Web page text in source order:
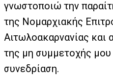
γνωστοποιώ την
της Νομαρχιακής
Αιτωλοακαρνανίας και
της μη συμμετοχής μου
συνεδρίαση.